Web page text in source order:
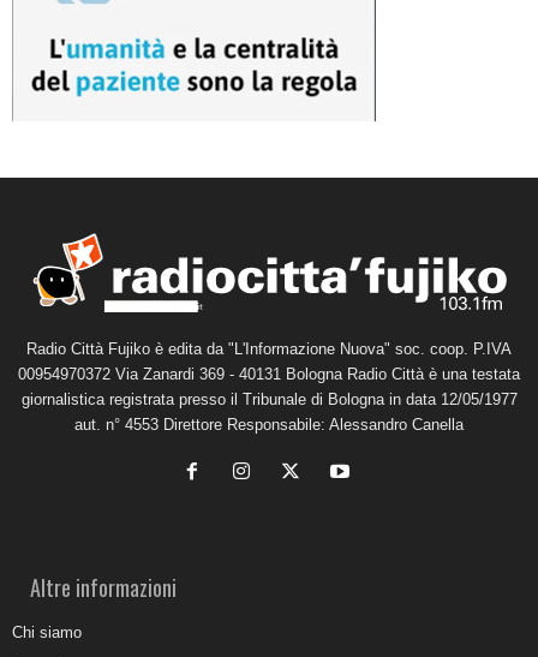
Radio Città Fujiko è edita da "L'Informazione Nuova" soc. coop. P.IVA
00954970372 Via Zanardi 369 - 40131 Bologna Radio Città è una testata
giornalistica registrata presso il Tribunale di Bologna in data 12/05/1977
aut. n° 4553 Direttore Responsabile: Alessandro Canella
Altre informazioni
Chi siamo